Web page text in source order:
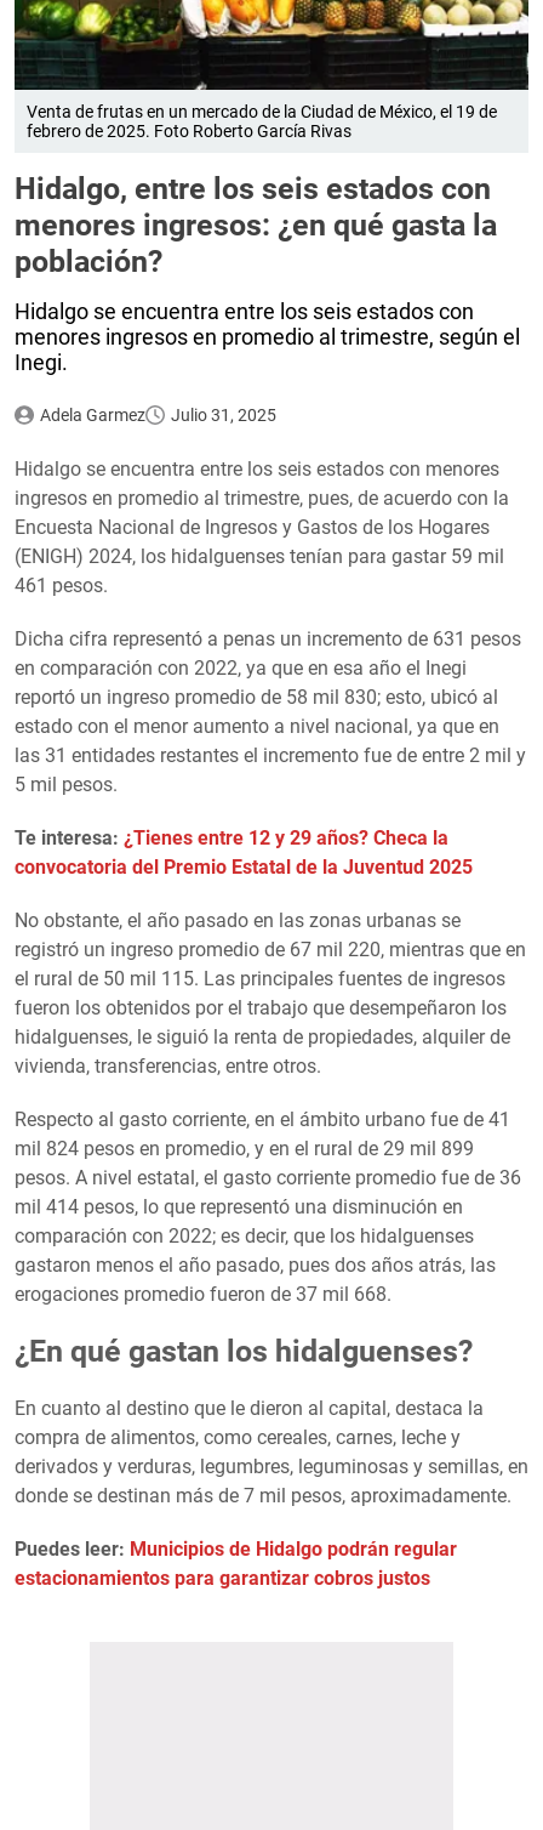
Venta de frutas en un mercado de la Ciudad de México, el 19 de
febrero de 2025. Foto Roberto García Rivas
Hidalgo, entre los seis estados con
menores ingresos: ¿en qué gasta la
población?
Hidalgo se encuentra entre los seis estados con
menores ingresos en promedio al trimestre, según el
Inegi.
Adela Garmez Julio 31, 2025
Hidalgo se encuentra entre los seis estados con menores
ingresos en promedio al trimestre, pues, de acuerdo con la
Encuesta Nacional de Ingresos y Gastos de los Hogares
(ENIGH) 2024, los hidalguenses tenían para gastar 59 mil
461 pesos.
Dicha cifra representó a penas un incremento de 631 pesos
en comparación con 2022, ya que en esa año el Inegi
reportó un ingreso promedio de 58 mil 830; esto, ubicó al
estado con el menor aumento a nivel nacional, ya que en
las 31 entidades restantes el incremento fue de entre 2 mil y
5 mil pesos.
Te interesa: ¿Tienes entre 12 y 29 años? Checa la
convocatoria del Premio Estatal de la Juventud 2025
No obstante, el año pasado en las zonas urbanas se
registró un ingreso promedio de 67 mil 220, mientras que en
el rural de 50 mil 115. Las principales fuentes de ingresos
fueron los obtenidos por el trabajo que desempeñaron los
hidalguenses, le siguió la renta de propiedades, alquiler de
vivienda, transferencias, entre otros.
Respecto al gasto corriente, en el ámbito urbano fue de 41
mil 824 pesos en promedio, y en el rural de 29 mil 899
pesos. A nivel estatal, el gasto corriente promedio fue de 36
mil 414 pesos, lo que representó una disminución en
comparación con 2022; es decir, que los hidalguenses
gastaron menos el año pasado, pues dos años atrás, las
erogaciones promedio fueron de 37 mil 668.
¿En qué gastan los hidalguenses?
En cuanto al destino que le dieron al capital, destaca la
compra de alimentos, como cereales, carnes, leche y
derivados y verduras, legumbres, leguminosas y semillas, en
donde se destinan más de 7 mil pesos, aproximadamente.
Puedes leer: Municipios de Hidalgo podrán regular
estacionamientos para garantizar cobros justos